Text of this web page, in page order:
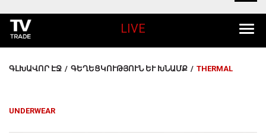
Խոհանոցային
LIVE
ԳԼԽԱՎՈՐ ԷՋ / ԳԵՂԵՑԿՈՒԹՅՈՒՆ ԵՒ ԽՆԱՄՔ / THERMAL
UNDERWEAR